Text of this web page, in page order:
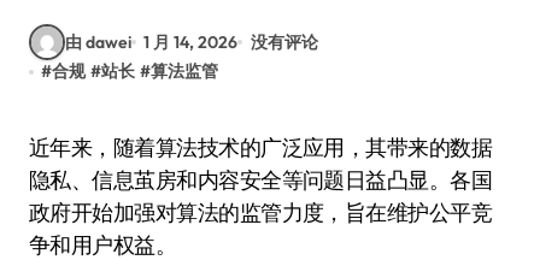
由 dawei 1 月 14, 2026 没有评论
#合规 #站长 #算法监管
近年来，随着算法技术的广泛应用，其带来的数据
隐私、信息茧房和内容安全等问题日益凸显。各国
政府开始加强对算法的监管力度，旨在维护公平竞
争和用户权益。